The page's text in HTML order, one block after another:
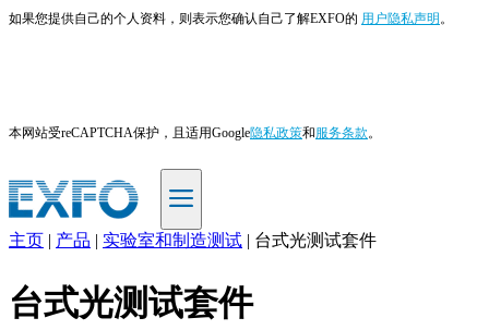
如果您提供自己的个人资料，则表示您确认自己了解EXFO的 用户隐私声明 。
本网站受reCAPTCHA保护，且适用Google隐私政策和服务条款。
产
主页 | 产品 | 实验室和制造测试 | 台式光测试套件
台式光测试套件